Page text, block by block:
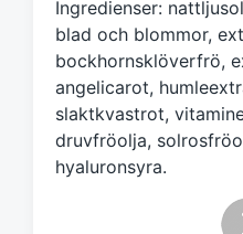
Ingredienser:
blad och blommor,
bockhornsklöverfrö,
angelicarot,
slaktkvastrot,
druvfröolja,
hyaluronsyra.